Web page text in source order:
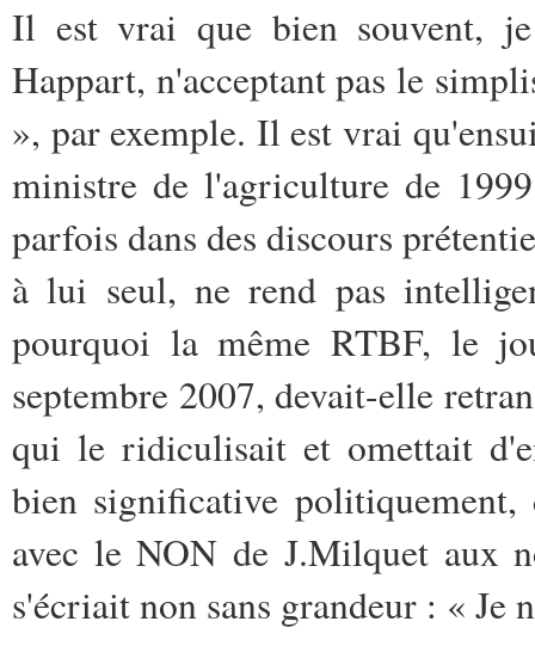
Il est vrai que bien souvent,
Happart, n'acceptant pas le
», par exemple. Il est vrai
ministre de l'agriculture de
parfois dans des discours
à lui seul, ne rend pas
pourquoi la même RTBF, le
septembre 2007, devait-elle
qui le ridiculisait et omettait
bien significative
avec le NON de J.Milquet aux
s'écriait non sans grandeur : « Je